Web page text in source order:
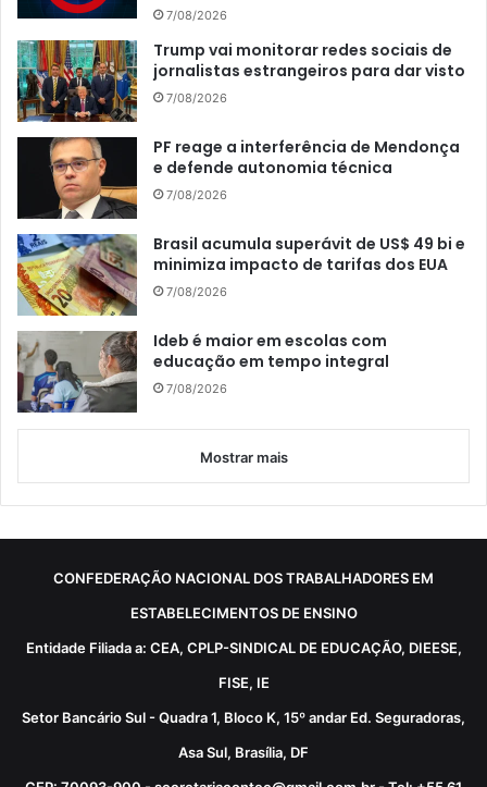
7/08/2026
Trump vai monitorar redes sociais de
jornalistas estrangeiros para dar visto
7/08/2026
PF reage a interferência de Mendonça
e defende autonomia técnica
7/08/2026
Brasil acumula superávit de US$ 49 bi e
minimiza impacto de tarifas dos EUA
7/08/2026
Ideb é maior em escolas com
educação em tempo integral
7/08/2026
Mostrar mais
CONFEDERAÇÃO NACIONAL DOS TRABALHADORES EM
ESTABELECIMENTOS DE ENSINO
Entidade Filiada a: CEA, CPLP-SINDICAL DE EDUCAÇÃO, DIEESE,
FISE, IE
Setor Bancário Sul - Quadra 1, Bloco K, 15º andar Ed. Seguradoras,
Asa Sul, Brasília, DF